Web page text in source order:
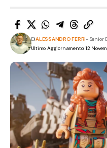
Ultimo Aggiornamento: 12
DiALESSANDRO FERRI- Senior